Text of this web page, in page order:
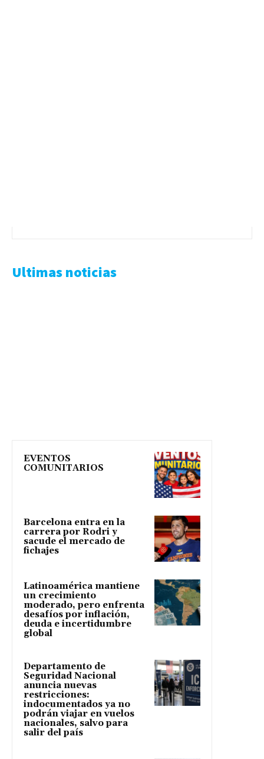
Ultimas noticias
EVENTOS
COMUNITARIOS
Barcelona entra en la
carrera por Rodri y
sacude el mercado de
fichajes
Latinoamérica mantiene
un crecimiento
moderado, pero enfrenta
desafíos por inflación,
deuda e incertidumbre
global
Departamento de
Seguridad Nacional
anuncia nuevas
restricciones:
indocumentados ya no
podrán viajar en vuelos
nacionales, salvo para
salir del país